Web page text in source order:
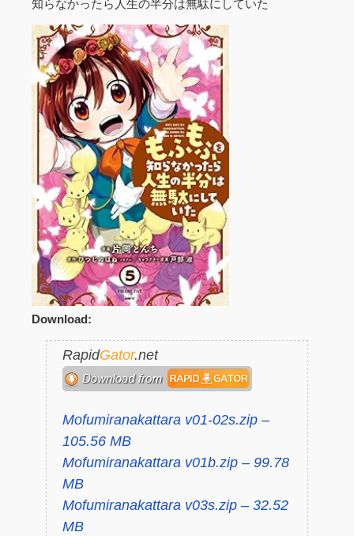
知らなかったら人生の半分は無駄にしていた
Download:
RapidGator.net
Mofumiranakattara v01-02s.zip –
105.56 MB
Mofumiranakattara v01b.zip – 99.78
MB
Mofumiranakattara v03s.zip – 32.52
MB